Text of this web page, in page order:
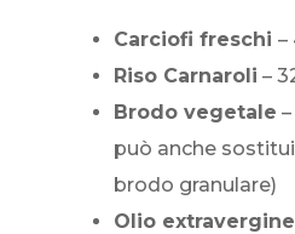
Carciofi freschi –
Riso Carnaroli –
Brodo vegetale
può anche
brodo granulare)
Olio